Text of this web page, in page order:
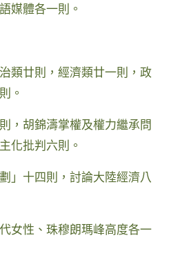
媒體各一則。
類廿則，經濟類廿一則，政
。
，胡錦濤掌權及權力繼承問
化批判六則。
」十四則，討論大陸經濟八
女性、珠穆朗瑪峰高度各一